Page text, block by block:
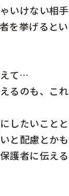
いけない相
を挙げると
て…
るのも、こ
したいこと
と配慮とか
護者に伝え